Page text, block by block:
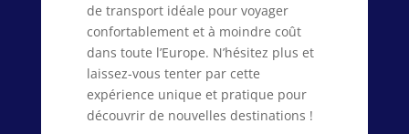
de transport idéale pour voyager
confortablement et à moindre coût
dans toute l’Europe. N’hésitez plus et
laissez-vous tenter par cette
expérience unique et pratique pour
découvrir de nouvelles destinations !